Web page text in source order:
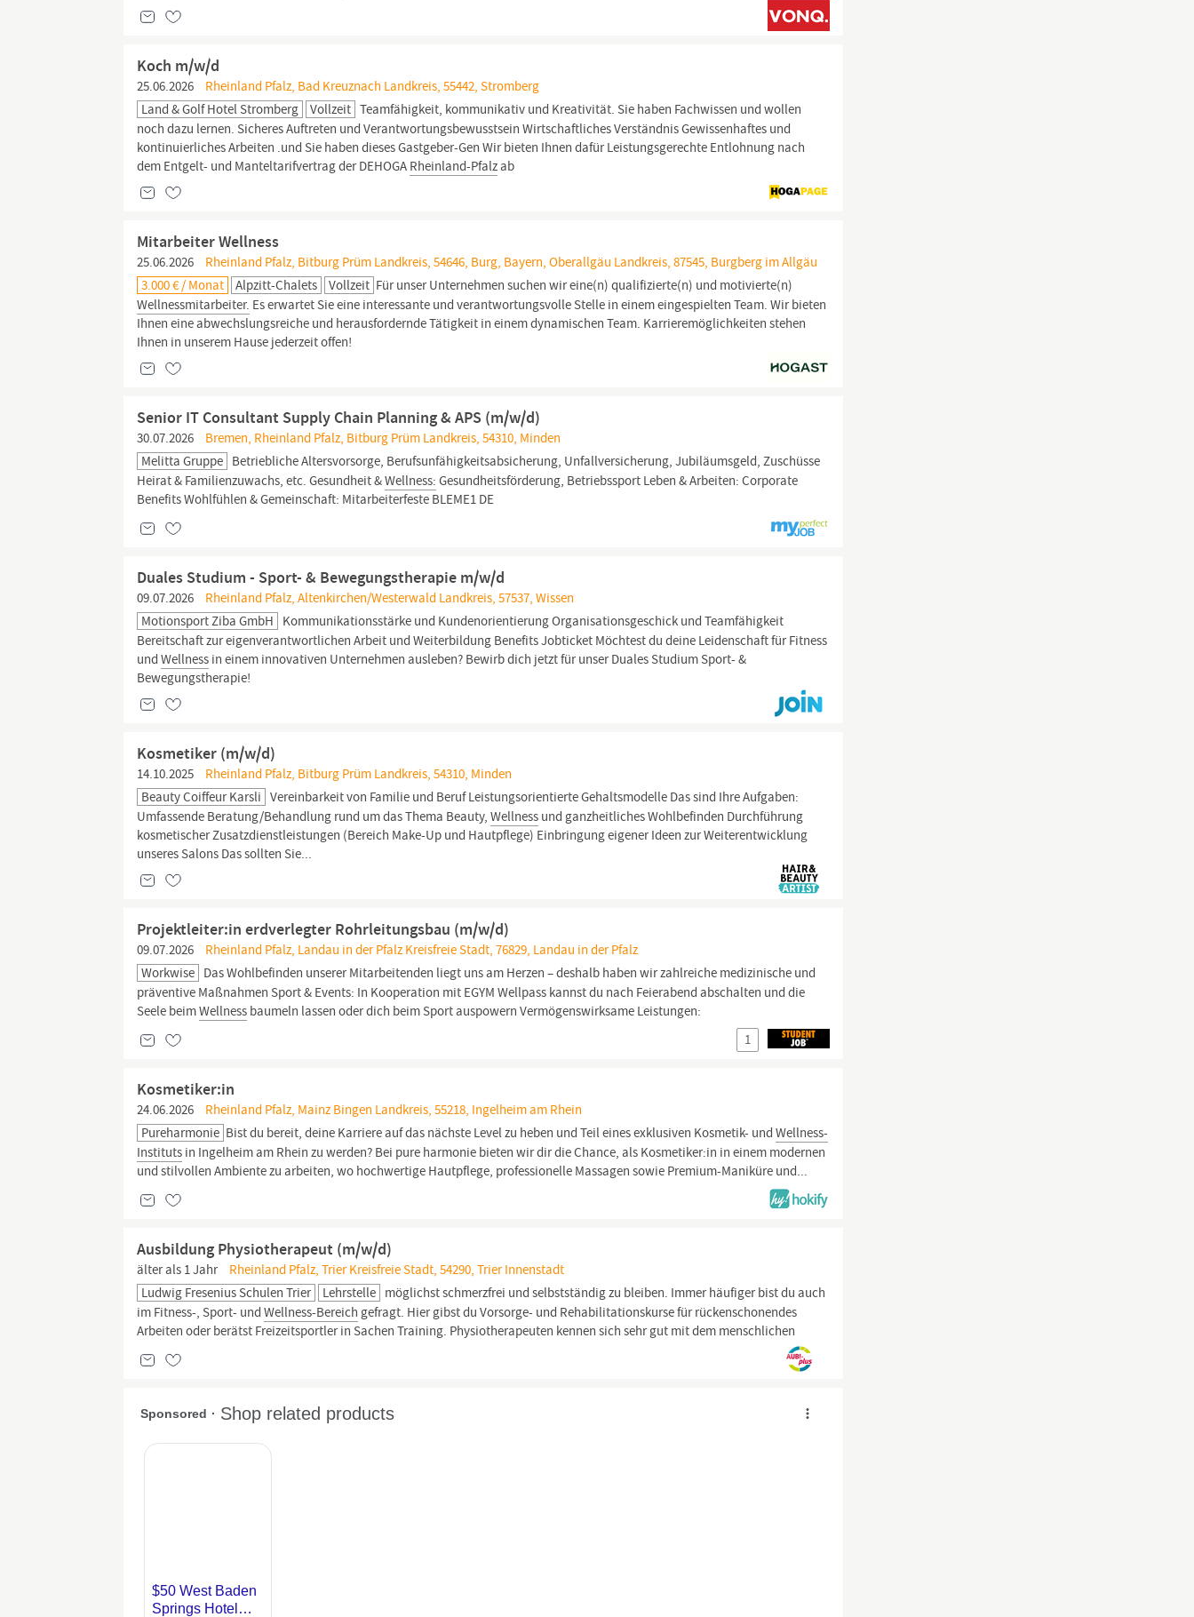
Koch m/w/d
25.06.2026
Rheinland Pfalz, Bad Kreuznach Landkreis, 55442, Stromberg
Land & Golf Hotel Stromberg
Vollzeit Teamfähigkeit, kommunikativ und Kreativität. Sie haben Fachwissen und wollen
noch dazu lernen. Sicheres Auftreten und Verantwortungsbewusstsein Wirtschaftliches Verständnis Gewissenhaftes und
kontinuierliches Arbeiten .und Sie haben dieses Gastgeber-Gen Wir bieten Ihnen dafür Leistungsgerechte Entlohnung nach
dem Entgelt- und Manteltarifvertrag der DEHOGA Rheinland-Pfalzab
Mitarbeiter Wellness
25.06.2026
Rheinland Pfalz, Bitburg Prüm Landkreis, 54646, Burg, Bayern, Oberallgäu Landkreis, 87545, Burgberg im Allgäu
3.000 € / Monat
Alpzitt-Chalets Vollzeit Für unser Unternehmen suchen wir eine(n) qualifizierte(n) und motivierte(n)
Wellnessmitarbeiter. Es erwartet Sie eine interessante und verantwortungsvolle Stelle in einem eingespielten Team. Wir bieten
Ihnen eine abwechslungsreiche und herausfordernde Tätigkeit in einem dynamischen Team. Karrieremöglichkeiten stehen
Ihnen in unserem Hause jederzeit offen!
Senior IT Consultant Supply Chain Planning & APS (m/w/d)
30.07.2026
Bremen, Rheinland Pfalz, Bitburg Prüm Landkreis, 54310, Minden
Melitta Gruppe Betriebliche Altersvorsorge, Berufsunfähigkeitsabsicherung, Unfallversicherung, Jubiläumsgeld, Zuschüsse
Heirat & Familienzuwachs, etc. Gesundheit &Wellness: Gesundheitsförderung, Betriebssport Leben & Arbeiten: Corporate
Benefits Wohlfühlen & Gemeinschaft: Mitarbeiterfeste BLEME1 DE
Duales Studium - Sport- & Bewegungstherapie m/w/d
09.07.2026
Rheinland Pfalz, Altenkirchen/Westerwald Landkreis, 57537, Wissen
Motionsport Ziba GmbH Kommunikationsstärke und Kundenorientierung Organisationsgeschick und Teamfähigkeit
Bereitschaft zur eigenverantwortlichen Arbeit und Weiterbildung Benefits Jobticket Möchtest du deine Leidenschaft für Fitness
undWellness in einem innovativen Unternehmen ausleben? Bewirb dich jetzt für unser Duales Studium Sport- &
Bewegungstherapie!
Kosmetiker (m/w/d)
14.10.2025
Rheinland Pfalz, Bitburg Prüm Landkreis, 54310, Minden
Beauty Coiffeur Karsli Vereinbarkeit von Familie und Beruf Leistungsorientierte Gehaltsmodelle Das sind Ihre Aufgaben:
Umfassende Beratung/Behandlung rund um das Thema Beauty,Wellness und ganzheitliches Wohlbefinden Durchführung
kosmetischer Zusatzdienstleistungen (Bereich Make-Up und Hautpflege) Einbringung eigener Ideen zur Weiterentwicklung
unseres Salons Das sollten Sie...
Projektleiter:in erdverlegter Rohrleitungsbau (m/w/d)
09.07.2026
Rheinland Pfalz, Landau in der Pfalz Kreisfreie Stadt, 76829, Landau in der Pfalz
Workwise Das Wohlbefinden unserer Mitarbeitenden liegt uns am Herzen – deshalb haben wir zahlreiche medizinische und
präventive Maßnahmen Sport & Events: In Kooperation mit EGYM Wellpass kannst du nach Feierabend abschalten und die
Seele beimWellness baumeln lassen oder dich beim Sport auspowern Vermögenswirksame Leistungen:
1
Kosmetiker:in
24.06.2026
Rheinland Pfalz, Mainz Bingen Landkreis, 55218, Ingelheim am Rhein
Pureharmonie Bist du bereit, deine Karriere auf das nächste Level zu heben und Teil eines exklusiven Kosmetik- undWellness-
Instituts in Ingelheim am Rhein zu werden? Bei pure harmonie bieten wir dir die Chance, als Kosmetiker:in in einem modernen
und stilvollen Ambiente zu arbeiten, wo hochwertige Hautpflege, professionelle Massagen sowie Premium-Maniküre und...
Ausbildung Physiotherapeut (m/w/d)
älter als 1 Jahr
Rheinland Pfalz, Trier Kreisfreie Stadt, 54290, Trier Innenstadt
Ludwig Fresenius Schulen Trier
Lehrstelle möglichst schmerzfrei und selbstständig zu bleiben. Immer häufiger bist du auch
im Fitness-, Sport- undWellness-Bereich gefragt. Hier gibst du Vorsorge- und Rehabilitationskurse für rückenschonendes
Arbeiten oder berätst Freizeitsportler in Sachen Training. Physiotherapeuten kennen sich sehr gut mit dem menschlichen